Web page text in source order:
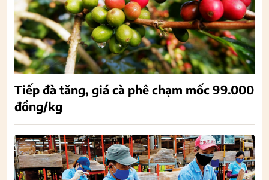
Tiếp đà tăng, giá cà phê chạm mốc 99.000
đồng/kg